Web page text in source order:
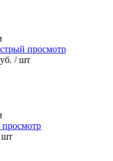
просмотр
/ шт
шт